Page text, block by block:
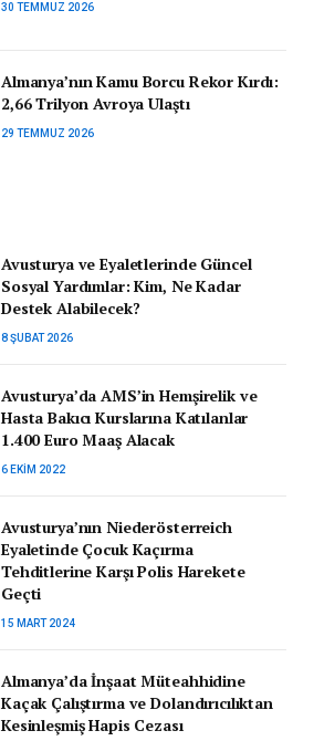
30 TEMMUZ 2026
Almanya’nın Kamu Borcu Rekor Kırdı:
2,66 Trilyon Avroya Ulaştı
29 TEMMUZ 2026
Avusturya ve Eyaletlerinde Güncel
Sosyal Yardımlar: Kim, Ne Kadar
Destek Alabilecek?
8 ŞUBAT 2026
Avusturya’da AMS’in Hemşirelik ve
Hasta Bakıcı Kurslarına Katılanlar
1.400 Euro Maaş Alacak
6 EKIM 2022
Avusturya’nın Niederösterreich
Eyaletinde Çocuk Kaçırma
Tehditlerine Karşı Polis Harekete
Geçti
15 MART 2024
Almanya’da İnşaat Müteahhidine
Kaçak Çalıştırma ve Dolandırıcılıktan
Kesinleşmiş Hapis Cezası